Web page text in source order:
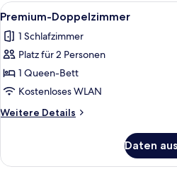
Alle
Fotos
für
Premium-
Doppelzimmer
anzeigen
1
Premium-Doppelzimmer
1 Schlafzimmer
Platz für 2 Personen
1 Queen-Bett
Kostenloses WLAN
Weitere Details
Weitere
Doppelzimmer
Daten